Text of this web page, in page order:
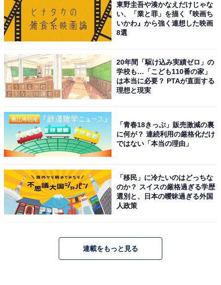
東野圭吾や湊かなえだけじゃな
い、「業と罪」を描く『映画ち
いかわ』から強く連想した映画
8選
20年間「駆け込み実績ゼロ」の
学校も…「こども110番の家」
は本当に必要？ PTAが直面する
理想と現実
「青春18きっぷ」販売激減の裏
に何が？ 連続利用の厳格化だけ
ではない「本当の理由」
「移民」に冷たいのはどっちな
のか？ スイスの厳格過ぎる学歴
選別と、日本の曖昧過ぎる外国
人政策
連載をもっと見る